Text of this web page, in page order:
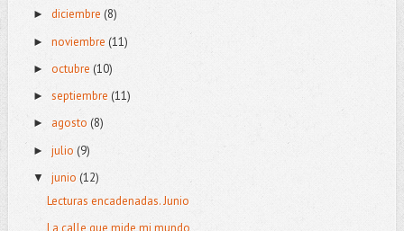
► diciembre (8)
► noviembre (11)
► octubre (10)
► septiembre (11)
► agosto (8)
► julio (9)
▼ junio (12)
Lecturas encadenadas. Junio